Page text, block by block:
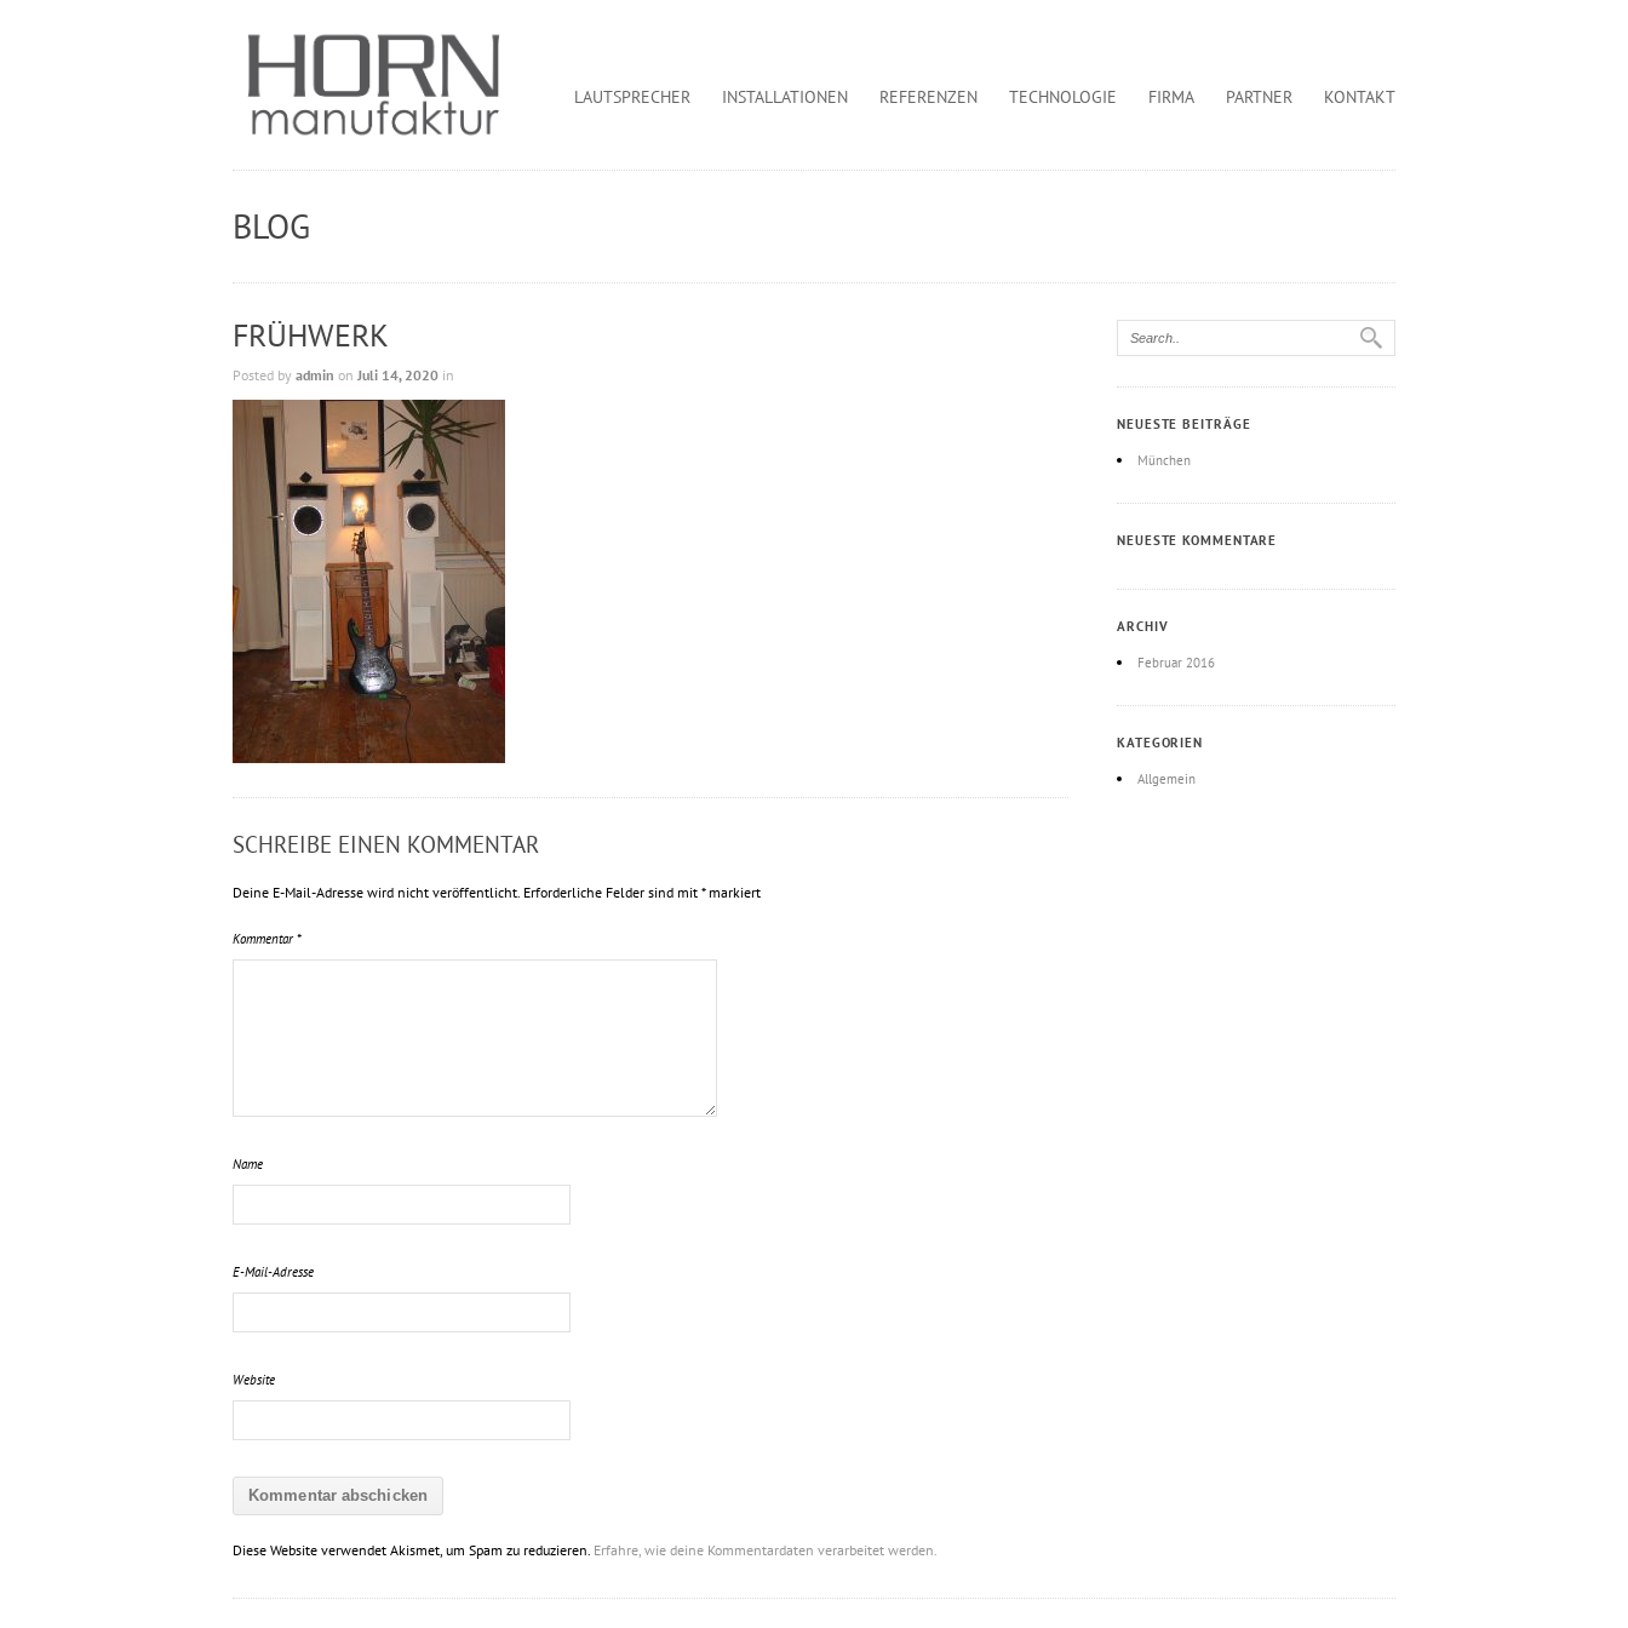
LAUTSPRECHER INSTALLATIONEN REFERENZEN TECHNOLOGIE FIRMA PARTNER KONTAKT
BLOG
FRÜHWERK
Posted by admin on Juli 14, 2020 in
SCHREIBE EINEN KOMMENTAR
Deine E-Mail-Adresse wird nicht veröffentlicht. Erforderliche Felder sind mit *markiert
Kommentar *
Name
E-Mail-Adresse
Website
Diese Website verwendet Akismet, um Spam zu reduzieren. Erfahre, wie deine Kommentardaten verarbeitet werden.
NEUESTE BEITRÄGE
München
NEUESTE KOMMENTARE
ARCHIV
Februar 2016
KATEGORIEN
Allgemein